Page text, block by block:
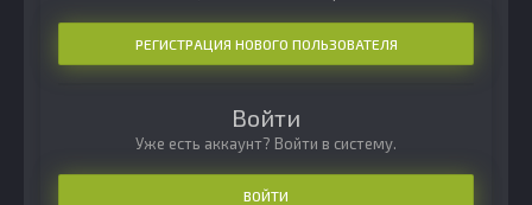
РЕГИСТРАЦИЯ НОВОГО ПОЛЬЗОВАТЕЛЯ
Войти
Уже есть аккаунт? Войти в систему.
ВОЙТИ